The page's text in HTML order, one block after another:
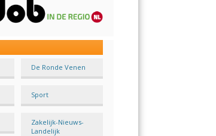
De Ronde Venen
Sport
Zakelijk-Nieuws-
Landelijk